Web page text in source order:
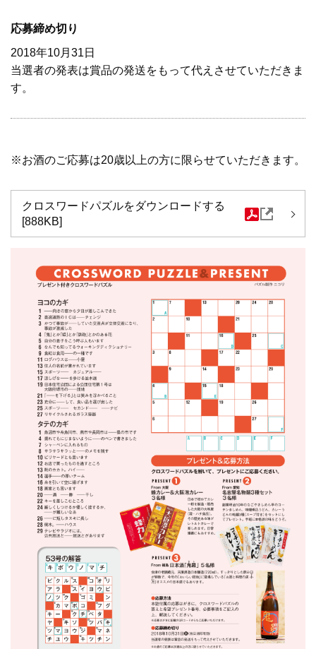
応募締め切り
2018年10月31日
当選者の発表は賞品の発送をもって代えさせていただきま
す。
※お酒のご応募は20歳以上の方に限らせていただきます。
クロスワードパズルをダウンロードする
[888KB]